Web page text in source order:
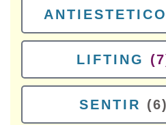
ANTIESTETICO
LIFTING
SENTIR (6)